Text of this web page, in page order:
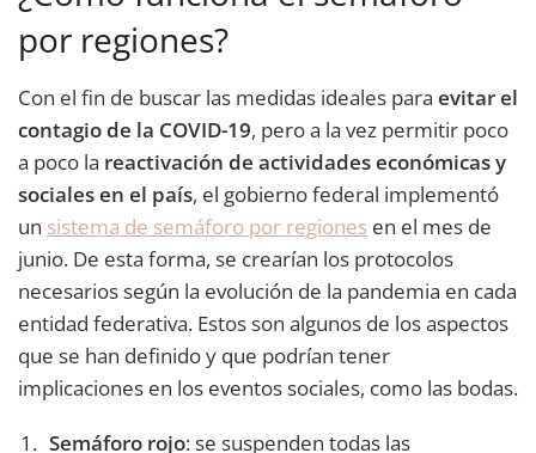
por regiones?
Con el fin de buscar las medidas ideales para evitar el
contagio de la COVID-19, pero a la vez permitir poco
a poco la reactivación de actividades económicas y
sociales en el país, el gobierno federal implementó
un sistema de semáforo por regiones en el mes de
junio. De esta forma, se crearían los protocolos
necesarios según la evolución de la pandemia en cada
entidad federativa. Estos son algunos de los aspectos
que se han definido y que podrían tener
implicaciones en los eventos sociales, como las bodas.
Semáforo rojo: se suspenden todas las